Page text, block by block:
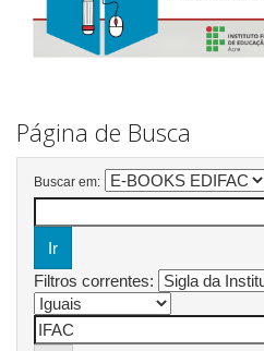
Página de Busca
Buscar em:
Filtros correntes: